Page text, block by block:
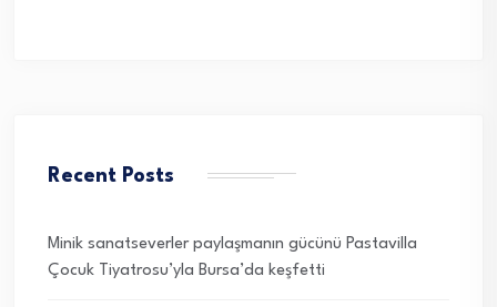
Recent Posts
Minik sanatseverler paylaşmanın gücünü Pastavilla
Çocuk Tiyatrosu’yla Bursa’da keşfetti